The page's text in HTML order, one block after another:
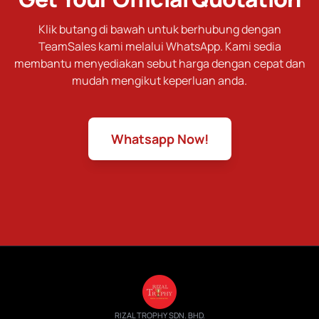
Klik butang di bawah untuk berhubung dengan
TeamSales kami melalui WhatsApp. Kami sedia
membantu menyediakan sebut harga dengan cepat dan
mudah mengikut keperluan anda.
Whatsapp Now!
RIZAL TROPHY SDN. BHD.